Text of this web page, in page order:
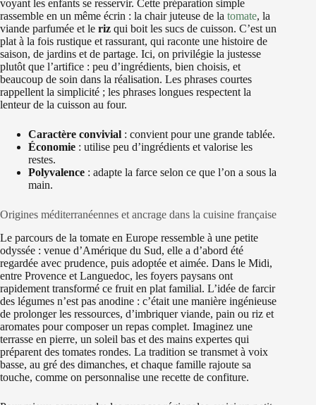
voyant les enfants se resservir. Cette préparation simple
rassemble en un même écrin : la chair juteuse de la tomate, la
viande parfumée et le riz qui boit les sucs de cuisson. C’est un
plat à la fois rustique et rassurant, qui raconte une histoire de
saison, de jardins et de partage. Ici, on privilégie la justesse
plutôt que l’artifice : peu d’ingrédients, bien choisis, et
beaucoup de soin dans la réalisation. Les phrases courtes
rappellent la simplicité ; les phrases longues respectent la
lenteur de la cuisson au four.
Caractère convivial : convient pour une grande tablée.
Économie : utilise peu d’ingrédients et valorise les
restes.
Polyvalence : adapte la farce selon ce que l’on a sous la
main.
Origines méditerranéennes et ancrage dans la cuisine française
Le parcours de la tomate en Europe ressemble à une petite
odyssée : venue d’Amérique du Sud, elle a d’abord été
regardée avec prudence, puis adoptée et aimée. Dans le Midi,
entre Provence et Languedoc, les foyers paysans ont
rapidement transformé ce fruit en plat familial. L’idée de farcir
des légumes n’est pas anodine : c’était une manière ingénieuse
de prolonger les ressources, d’imbriquer viande, pain ou riz et
aromates pour composer un repas complet. Imaginez une
terrasse en pierre, un soleil bas et des mains expertes qui
préparent des tomates rondes. La tradition se transmet à voix
basse, au gré des dimanches, et chaque famille rajoute sa
touche, comme on personnalise une recette de confiture.